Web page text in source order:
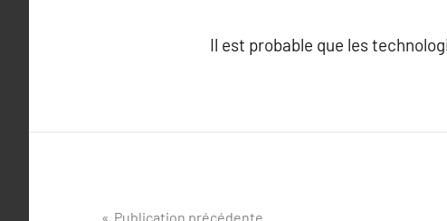
Il est probable que les
Publication précédente